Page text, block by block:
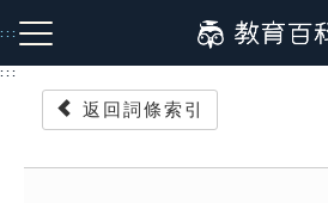
到
主
:::
:::
返回詞條索引